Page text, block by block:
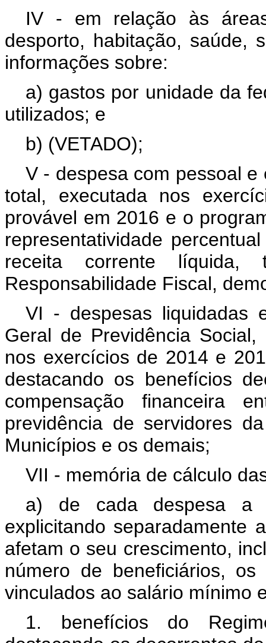
IV - em relação às
desporto, habitação, saúde,
informações sobre:
a) gastos por unidade da
utilizados; e
b) (VETADO);
V - despesa com pessoal
total, executada nos
provável em 2016 e o
representatividade
receita corrente
Responsabilidade Fiscal,
VI - despesas liquidadas
Geral de Previdência
nos exercícios de 2014 e
destacando os benefícios
compensação financeira
previdência de servidores
Municípios e os demais;
VII - memória de cálculo
a) de cada despesa a
explicitando separadamente
afetam o seu crescimento,
número de beneficiários,
vinculados ao salário mínimo
1. benefícios do